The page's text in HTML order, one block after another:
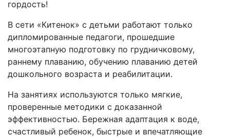
гордость!
В сети «Китенок» с детьми работают только
дипломированные педагоги, прошедшие
многоэтапную подготовку по грудничковому,
раннему плаванию, обучению плаванию детей
дошкольного возраста и реабилитации.
На занятиях используются только мягкие,
проверенные методики с доказанной
эффективностью. Бережная адаптация к воде,
счастливый ребенок, быстрые и впечатляющие